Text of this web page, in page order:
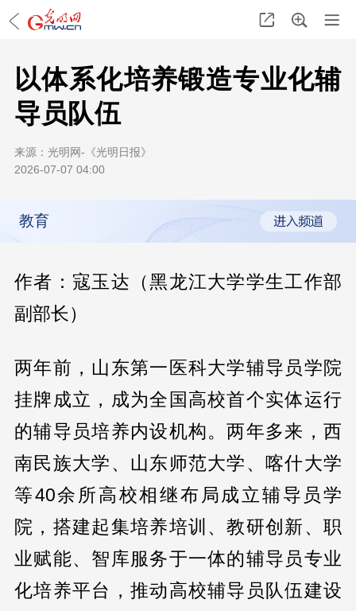
以体系化培养锻造专业化辅
导员队伍
来源： 光明网-《光明日报》
2026-07-07 04:00
教育
作者：寇玉达（黑龙江大学学生工作部
副部长）
两年前，山东第一医科大学辅导员学院
挂牌成立，成为全国高校首个实体运行
的辅导员培养内设机构。两年多来，西
南民族大学、山东师范大学、喀什大学
等40余所高校相继布局成立辅导员学
院，搭建起集培养培训、教研创新、职
业赋能、智库服务于一体的辅导员专业
化培养平台，推动高校辅导员队伍建设